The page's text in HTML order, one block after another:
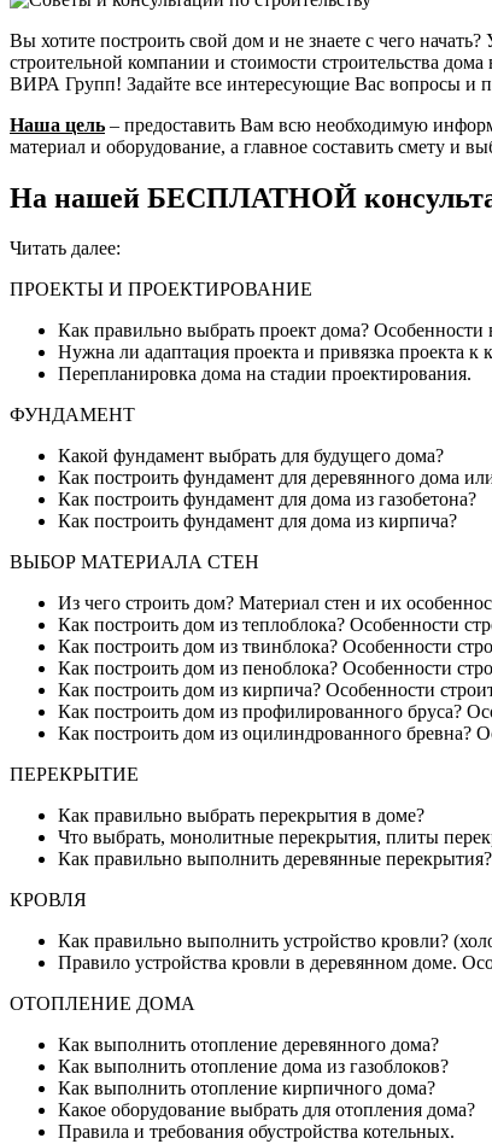
Вы хотите построить свой дом и не знаете с чего
строительной компании и стоимости строительства
ВИРА Групп! Задайте все интересующие Вас вопросы и
Наша цель – предоставить Вам всю необходимую
материал и оборудование, а главное составить смету и
На нашей БЕСПЛАТНОЙ
Читать далее:
ПРОЕКТЫ И ПРОЕКТИРОВАНИЕ
Как правильно выбрать проект дома?
Нужна ли адаптация проекта и привязка проекта к
Перепланировка дома на стадии проектирования.
ФУНДАМЕНТ
Какой фундамент выбрать для будущего дома?
Как построить фундамент для деревянного дома
Как построить фундамент для дома из газобетона?
Как построить фундамент для дома из кирпича?
ВЫБОР МАТЕРИАЛА СТЕН
Из чего строить дом? Материал стен и их
Как построить дом из теплоблока? Особенности
Как построить дом из твинблока? Особенности
Как построить дом из пеноблока? Особенности
Как построить дом из кирпича? Особенности
Как построить дом из профилированного бруса?
Как построить дом из оцилиндрованного бревна?
ПЕРЕКРЫТИЕ
Как правильно выбрать перекрытия в доме?
Что выбрать, монолитные перекрытия, плиты
Как правильно выполнить деревянные перекрытия?
КРОВЛЯ
Как правильно выполнить устройство кровли?
Правило устройства кровли в деревянном доме.
ОТОПЛЕНИЕ ДОМА
Как выполнить отопление деревянного дома?
Как выполнить отопление дома из газоблоков?
Как выполнить отопление кирпичного дома?
Какое оборудование выбрать для отопления дома?
Правила и требования обустройства котельных.